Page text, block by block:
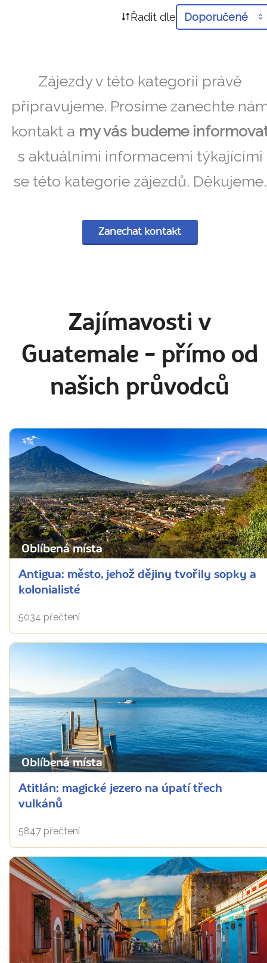
Řadit dle Doporučené
Zájezdy v této kategorii právě
připravujeme. Prosíme zanechte
kontakt a my vás budeme
s aktuálními informacemi týkajícími
se této kategorie zájezdů. Děkujeme.
Zanechat kontakt
Zajímavosti v
Guatemale - přímo od
našich průvodců
Oblíbená místa
Antigua: město, jehož dějiny tvořily sopky a
kolonialisté
5034 přečtení
Oblíbená místa
Atitlán: magické jezero na úpatí třech
vulkánů
5847 přečtení